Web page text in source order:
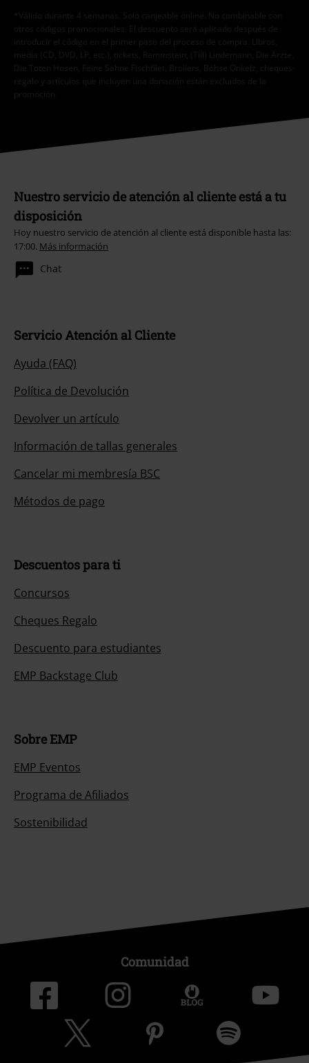
*Válido durante 4 semanas. Solo canjeable online. No combinable con
otros códigos promocionales. El descuento será aplicado después de
introducir el código en el primer paso del proceso de compra. Libros,
media (CD, DVD, LP, etc.), tickets, Rammstein, (Till) Lindemann, Die Ärzte,
Die Toten Hosen, Feine Sahne Fischfilet, Broilers, Böhse Onkelz, cheques-
regalo y artículos que incluyen una donación están excluidos de la
promoción.
Nuestro servicio de atención al cliente está a tu
disposición
Hoy nuestro servicio de atención al cliente está disponible hasta las:
17:00. Más información
Chat
Servicio Atención al Cliente
Ayuda (FAQ)
Política de Devolución
Devolver un artículo
Información de tallas generales
Cancelar mi membresía BSC
Métodos de pago
Descuentos para ti
Concursos
Cheques Regalo
Descuento para estudiantes
EMP Backstage Club
Sobre EMP
EMP Eventos
Programa de Afiliados
Sostenibilidad
Comunidad